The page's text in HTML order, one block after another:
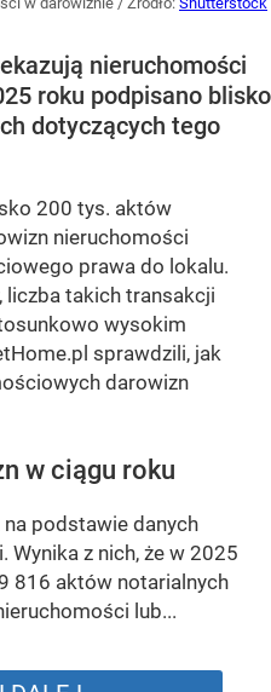
nieruchomości
roku podpisano blisko
dotyczących tego
200 tys. aktów
nieruchomości
prawa do lokalu.
liczba takich transakcji
wysokim
sprawdzili, jak
darowizn
w ciągu roku
na podstawie danych
z nich, że w 2025
816 aktów notarialnych
lub...